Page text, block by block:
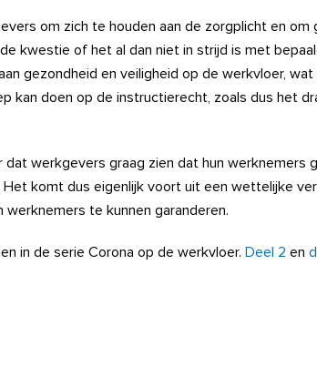
om zich te houden aan de zorgplicht en om
kwestie of het al dan niet in strijd is met
gezondheid en veiligheid op de werkvloer,
kan doen op de instructierecht, zoals dus het
werkgevers graag zien dat hun werknemers
komt dus eigenlijk voort uit een wettelijke
te kunnen garanderen.
in de serie Corona op de werkvloer. Deel 2 en